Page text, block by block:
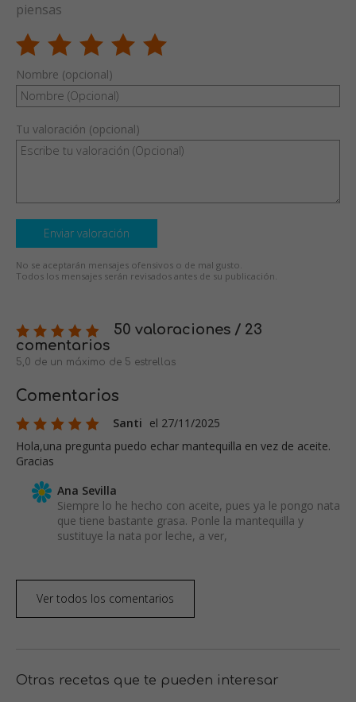
piensas
Nombre (opcional)
Tu valoración (opcional)
Enviar valoración
No se aceptarán mensajes ofensivos o de mal gusto.
Todos los mensajes serán revisados antes de su publicación.
50 valoraciones / 23
comentarios
5,0 de un máximo de 5 estrellas
Comentarios
Santi el 27/11/2025
Hola,una pregunta puedo echar mantequilla en vez de aceite.
Gracias
Ana Sevilla
Siempre lo he hecho con aceite, pues ya le pongo nata
que tiene bastante grasa. Ponle la mantequilla y
sustituye la nata por leche, a ver,
Ver todos los comentarios
Otras recetas que te pueden interesar